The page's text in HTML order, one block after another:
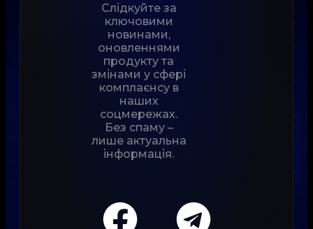
Слідкуйте за
ключовими
новинами,
оновленнями
продукту та
змінами у сфері
комплаєнсу в
наших
соцмережах.
Без спаму –
лише актуальна
інформація.